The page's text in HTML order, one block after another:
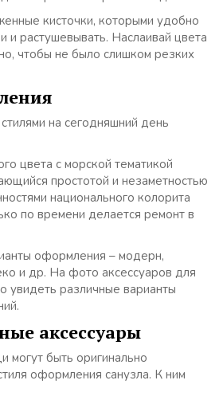
кисточки, которыми удобно
и растушевывать. Наслаивай цвета
чтобы не было слишком резких
на сегодняшний день
цвета с морской тематикой
простотой и незаметностью
национального колорита
по времени делается ремонт в
оформления – модерн,
и др. На фото аксессуаров для
увидеть различные варианты
аксессуары
могут быть оригинально
оформления санузла. К ним